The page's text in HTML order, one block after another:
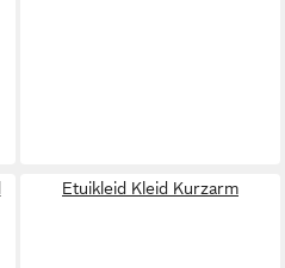
Etuikleid Kleid Kurzarm